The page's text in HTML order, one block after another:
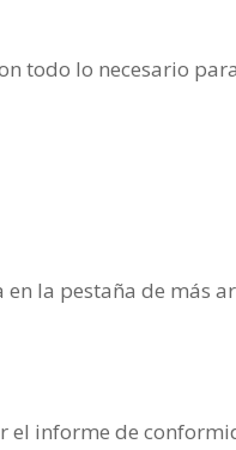
cantidad
todo lo necesario
la pestaña de más
el informe de